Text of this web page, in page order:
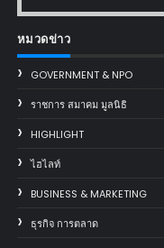
หมวดข่าว
GOVERNMENT & NPO
ราชการ สมาคม มูลนิธิ
HIGHLIGHT
ไฮไลท์
BUSINESS & MARKETING
ธุรกิจ การตลาด